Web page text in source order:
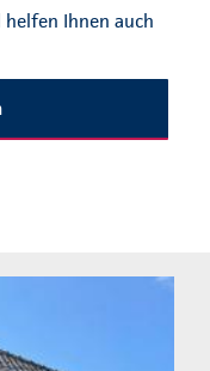
Ihnen auch